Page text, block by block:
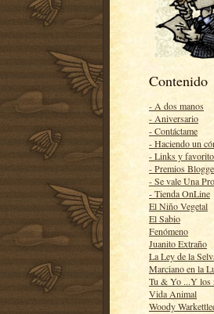
Contenido
- A dos manos
- Aniversario
- Contáctame
- Haciendo un
- Links y
- Premios
- Se vale Una
- Tienda OnLine
El Niño Vegetal
El Sabio
Fenómeno
Juanito Extraño
La Ley de la
Marciano en la
Tu & Yo ...Y los
Vida Animal
Woody